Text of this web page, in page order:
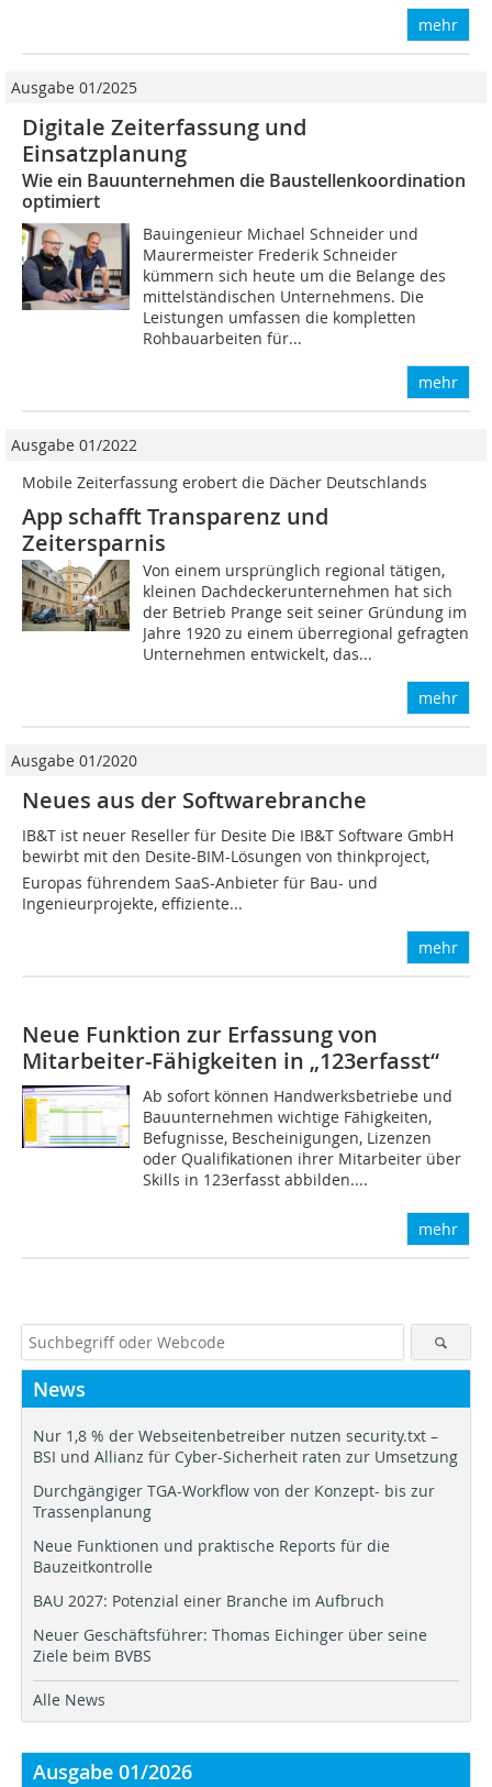
mehr
Ausgabe 01/2025
Digitale Zeiterfassung und
Einsatzplanung
Wie ein Bauunternehmen die Baustellenkoordination
optimiert
Bauingenieur Michael Schneider und
Maurermeister Frederik Schneider
kümmern sich heute um die Belange des
mittelständischen Unternehmens. Die
Leistungen umfassen die kompletten
Rohbauarbeiten für...
mehr
Ausgabe 01/2022
Mobile Zeiterfassung erobert die Dächer Deutschlands
App schafft Transparenz und
Zeitersparnis
Von einem ursprünglich regional tätigen,
kleinen Dachdeckerunternehmen hat sich
der Betrieb Prange seit seiner Gründung im
Jahre 1920 zu einem überregional gefragten
Unternehmen entwickelt, das...
mehr
Ausgabe 01/2020
Neues aus der Softwarebranche
IB&T ist neuer Reseller für Desite Die IB&T Software GmbH
bewirbt mit den Desite-BIM-Lösungen von thinkproject,
Europas führendem SaaS-Anbieter für Bau- und
Ingenieurprojekte, effiziente...
mehr
Neue Funktion zur Erfassung von
Mitarbeiter-Fähigkeiten in „123erfasst“
Ab sofort können Handwerksbetriebe und
Bauunternehmen wichtige Fähigkeiten,
Befugnisse, Bescheinigungen, Lizenzen
oder Qualifikationen ihrer Mitarbeiter über
Skills in 123erfasst abbilden....
mehr
News
Nur 1,8 % der Webseitenbetreiber nutzen security.txt –
BSI und Allianz für Cyber-Sicherheit raten zur Umsetzung
Durchgängiger TGA-Workflow von der Konzept- bis zur
Trassenplanung
Neue Funktionen und praktische Reports für die
Bauzeitkontrolle
BAU 2027: Potenzial einer Branche im Aufbruch
Neuer Geschäftsführer: Thomas Eichinger über seine
Ziele beim BVBS
Alle News
Ausgabe 01/2026